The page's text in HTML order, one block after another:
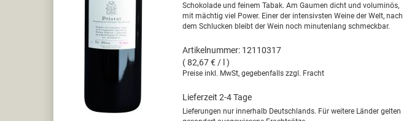
Schokolade und feinem Tabak. Am Gaumen dicht und voluminös,
mit mächtig viel Power. Einer der intensivsten Weine der Welt, nach
dem Schlucken bleibt der Wein noch minutenlang schmeckbar.
Artikelnummer: 12110317
( 82,67 € / l )
Preise inkl. MwSt, gegebenfalls zzgl. Fracht
Lieferzeit 2-4 Tage
Lieferungen nur innerhalb Deutschlands. Für weitere Länder gelten